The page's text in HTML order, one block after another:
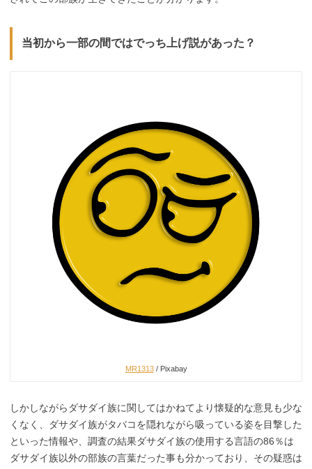
当初から一部の間ではでっち上げ説があった？
MR1313/ Pixabay
しかしながらダサダイ族に関してはかねてより懐疑的な意見も少な
くなく、ダサダイ族がタバコを隠れながら吸っている姿を目撃した
といった情報や、調査の結果ダサダイ族の使用する言語の86％は
ダサダイ族以外の部族の言葉だった事も分かっており、その疑惑は